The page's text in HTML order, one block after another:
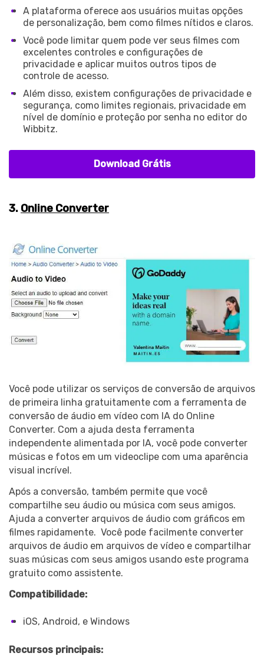
A plataforma oferece aos usuários muitas opções
de personalização, bem como filmes nítidos e claros.
Você pode limitar quem pode ver seus filmes com
excelentes controles e configurações de
privacidade e aplicar muitos outros tipos de
controle de acesso.
Além disso, existem configurações de privacidade e
segurança, como limites regionais, privacidade em
nível de domínio e proteção por senha no editor do
Wibbitz.
Download Grátis
3. Online Converter
Você pode utilizar os serviços de conversão de arquivos
de primeira linha gratuitamente com a ferramenta de
conversão de áudio em vídeo com IA do Online
Converter. Com a ajuda desta ferramenta
independente alimentada por IA, você pode converter
músicas e fotos em um videoclipe com uma aparência
visual incrível.
Após a conversão, também permite que você
compartilhe seu áudio ou música com seus amigos.
Ajuda a converter arquivos de áudio com gráficos em
filmes rapidamente. Você pode facilmente converter
arquivos de áudio em arquivos de vídeo e compartilhar
suas músicas com seus amigos usando este programa
gratuito como assistente.
Compatibilidade:
iOS, Android, e Windows
Recursos principais:
Record Like a Pro, Edit
With AI Ease.
Record. Edit. Share. All with
Filmora!